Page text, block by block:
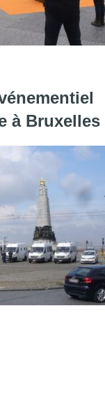
à Bruxelles
: le secteur